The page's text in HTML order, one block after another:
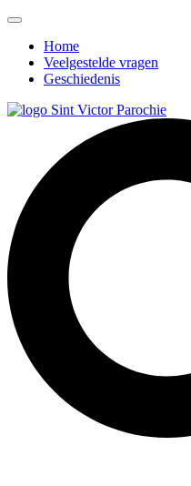
Home
Veelgestelde vragen
Geschiedenis